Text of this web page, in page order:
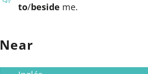
to/beside me.
Near